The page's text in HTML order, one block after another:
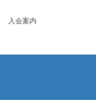
入会案内